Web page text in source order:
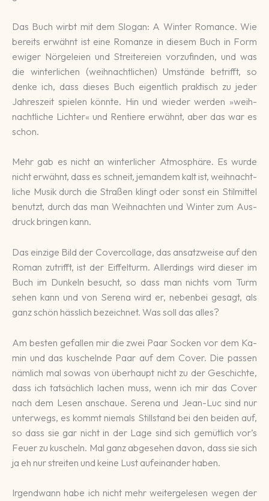
Das Buch wirbt mit dem Slogan: A Winter Romance. Wie
bereits er­wähnt ist eine Roman­ze in die­sem Buch in Form
ewi­ger Nörge­lei­en und Strei­terei­en vor­zufin­den, und was
die win­ter­lichen (weih­nacht­li­chen) Um­stände be­trifft, so
denke ich, dass dieses Buch eigent­lich prak­tisch zu jeder
Jahres­zeit spie­len könn­te. Hin und wieder wer­den »weih­
nacht­liche Lichter« und Ren­tiere er­wähnt, aber das war es
schon.
Mehr gab es nicht an winter­licher Atmo­sphäre. Es wurde
nicht er­wähnt, dass es schneit, jeman­dem kalt ist, weih­nacht­
liche Musik durch die Straßen klingt oder sonst ein Stil­mittel
be­nutzt, durch das man Weih­nach­ten und Win­ter zum Aus­
druck bringen kann.
Das einzige Bild der Cover­collage, das an­satz­weise auf den
Roman zu­trifft, ist der Eiffel­turm. Aller­dings wird die­ser im
Buch im Dunkeln besucht, so dass man nichts vom Turm
sehen kann und von Serena wird er, neben­bei ge­sagt, als
ganz schön häss­lich be­zeich­net. Was soll das alles?
Am besten ge­fallen mir die zwei Paar Socken vor dem Ka­
min und das kuschelnde Paar auf dem Cover. Die passen
näm­lich mal sowas von über­haupt nicht zu der Ge­schich­te,
dass ich tat­säch­lich lachen muss, wenn ich mir das Cover
nach dem Lesen an­schau­e. Serena und Jean-Luc sind nur
un­ter­wegs, es kommt niemals Still­stand bei den beiden auf,
so dass sie gar nicht in der Lage sind sich ge­müt­lich vor’s
Feuer zu kuscheln. Mal ganz ab­ge­sehen davon, dass sie sich
ja eh nur strei­ten und keine Lust auf­einan­der haben.
Irgendwann habe ich nicht mehr weiter­ge­lesen wegen der